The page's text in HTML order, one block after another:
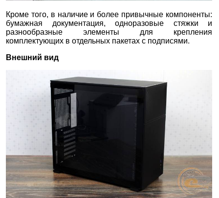
Кроме того, в наличие и более привычные компоненты:
бумажная документация, одноразовые стяжки и
разнообразные элементы для крепления
комплектующих в отдельных пакетах с подписями.
Внешний вид